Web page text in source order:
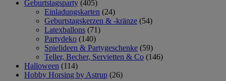
Geburtstagsparty (405)
Einladungskarten (24)
Geburtstagskerzen & -kränze (54)
Latexballons (71)
Partydeko (140)
Spielideen & Partygeschenke (59)
Teller, Becher, Servietten & Co (146)
Halloween (114)
Hobby Horsing by Astrup (26)